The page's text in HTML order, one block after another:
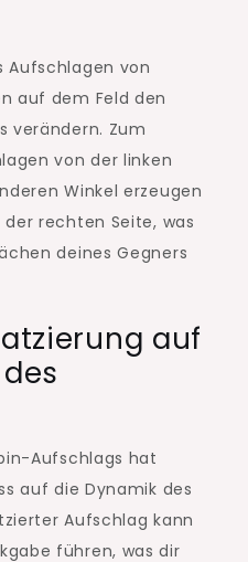
Aufschlagen von
auf dem Feld den
verändern. Zum
von der linken
Winkel erzeugen
rechten Seite, was
deines Gegners
auf
Aufschlags hat
auf die Dynamik des
Aufschlag kann
führen, was dir